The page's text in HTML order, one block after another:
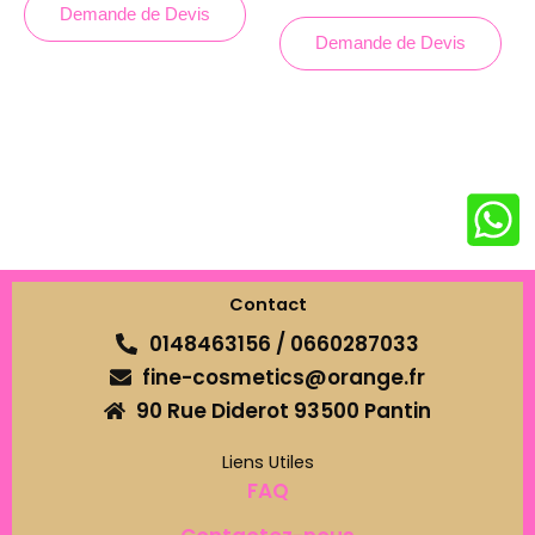
Demande de Devis
Demande de Devis
Contact
0148463156 / 0660287033
fine-cosmetics@orange.fr
90 Rue Diderot 93500 Pantin
Liens Utiles
FAQ